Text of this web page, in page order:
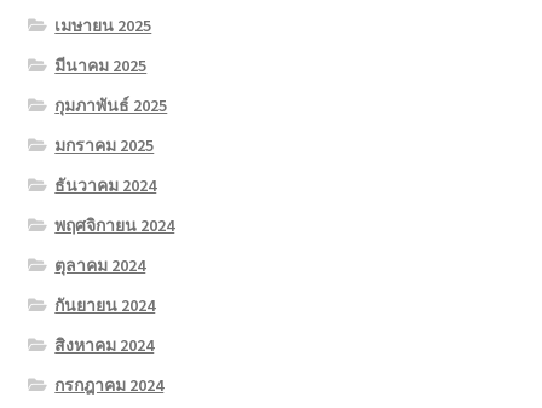
เมษายน 2025
มีนาคม 2025
กุมภาพันธ์ 2025
มกราคม 2025
ธันวาคม 2024
พฤศจิกายน 2024
ตุลาคม 2024
กันยายน 2024
สิงหาคม 2024
กรกฎาคม 2024